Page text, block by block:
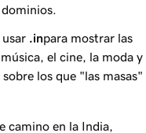
.inpara mostrar las
el cine, la moda y
los que "las masas"
camino en la India,